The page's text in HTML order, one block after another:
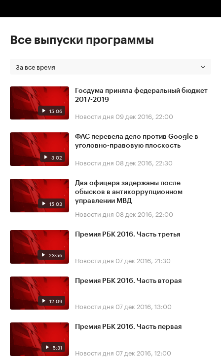
Все выпуски программы
За все время
15:06
Госдума приняла федеральный бюджет
2017-2019
Новости дня 09 дек 2016, 22:00
3:02
ФАС перевела дело против Google в
уголовно-правовую плоскость
Новости дня 08 дек 2016, 22:30
15:03
Два офицера задержаны после
обысков в антикоррупционном
управлении МВД
Новости дня 08 дек 2016, 22:00
23:56
Премия РБК 2016. Часть третья
Новости дня 07 дек 2016, 21:30
12:09
Премия РБК 2016. Часть вторая
Новости дня 07 дек 2016, 13:00
5:31
Премия РБК 2016. Часть первая
Новости дня 07 дек 2016, 12:00